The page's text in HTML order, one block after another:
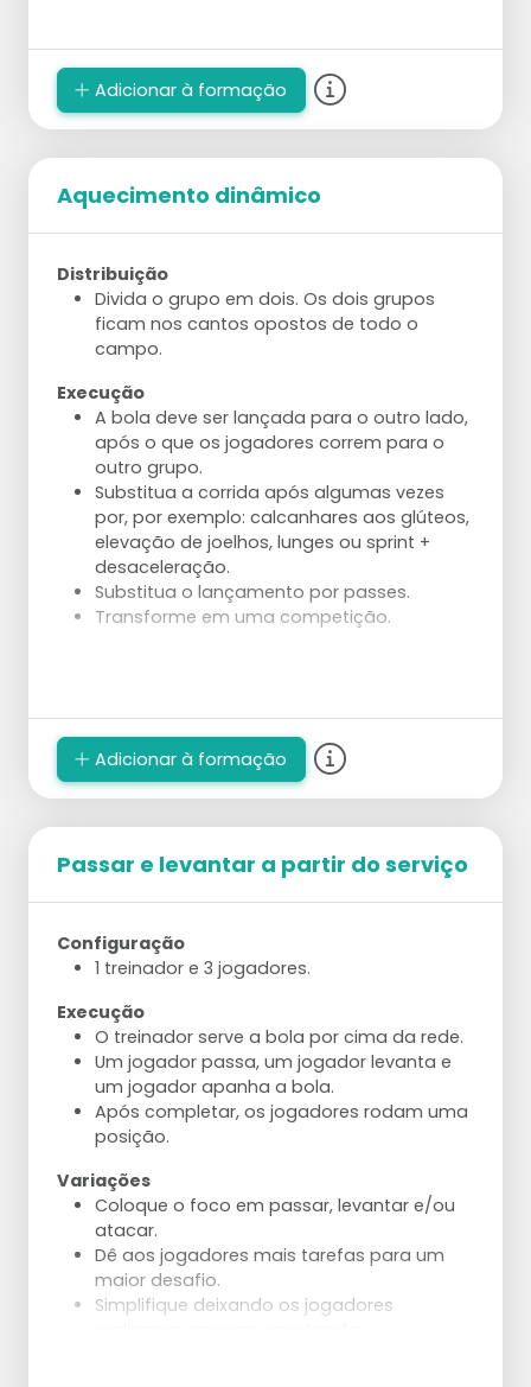
de levantamento desejada. O treinador
pega a bola e a lança imediatamente em
uma configuração perfeita (começando
com um levantamento de 1m que contém
um pico).
O jogador 2 entra em posição para o
ataque e ataca em uma área específica
(use cones como alvo). Após o ataque, o
Depois que o jogador 1 ataca a bola, ele se
junta à fila de passadores/atacantes.
Ajustes
A direção do ataque é inicialmente
"apenas" à direita ou à esquerda. À medida
que o exercício avança, o alvo pode ser
reduzido e tornado mais preciso.
A bola também pode ser lançada em vez
de atacada pelo jogador 1.
Dê uma tarefa mais direcionada ao
jogador 1.
Use um levantador em vez do treinador
que pega e lança a bola.
ataque com uma defesa.
Adicionar à formação
Aquecimento dinâmico
Distribuição
Divida o grupo em dois. Os dois grupos
ficam nos cantos opostos de todo o
campo.
Execução
A bola deve ser lançada para o outro lado,
após o que os jogadores correm para o
outro grupo.
Substitua a corrida após algumas vezes
por, por exemplo: calcanhares aos glúteos,
elevação de joelhos, lunges ou sprint +
desaceleração.
Substitua o lançamento por passes.
Transforme em uma competição.
Adicionar à formação
Passar e levantar a partir do serviço
Configuração
1 treinador e 3 jogadores.
Execução
O treinador serve a bola por cima da rede.
Um jogador passa, um jogador levanta e
um jogador apanha a bola.
Após completar, os jogadores rodam uma
posição.
Variações
Coloque o foco em passar, levantar e/ou
atacar.
Dê aos jogadores mais tarefas para um
maior desafio.
Simplifique deixando os jogadores